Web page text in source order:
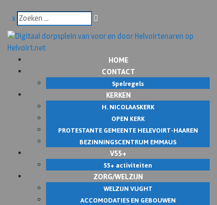
x
HOME
CONTACT
Spelregels
KERKEN
H. NICOLAASKERK
OPEN KERK
PROTESTANTE GEMEENTE HELEVOIRT-HAAREN
BEZINNINGSCENTRUM EMMAUS
V55+
55+ activiteiten
ZORG/WELZIJN
WELZIJN VUGHT
ACCOMODATIES EN GEBOUWEN